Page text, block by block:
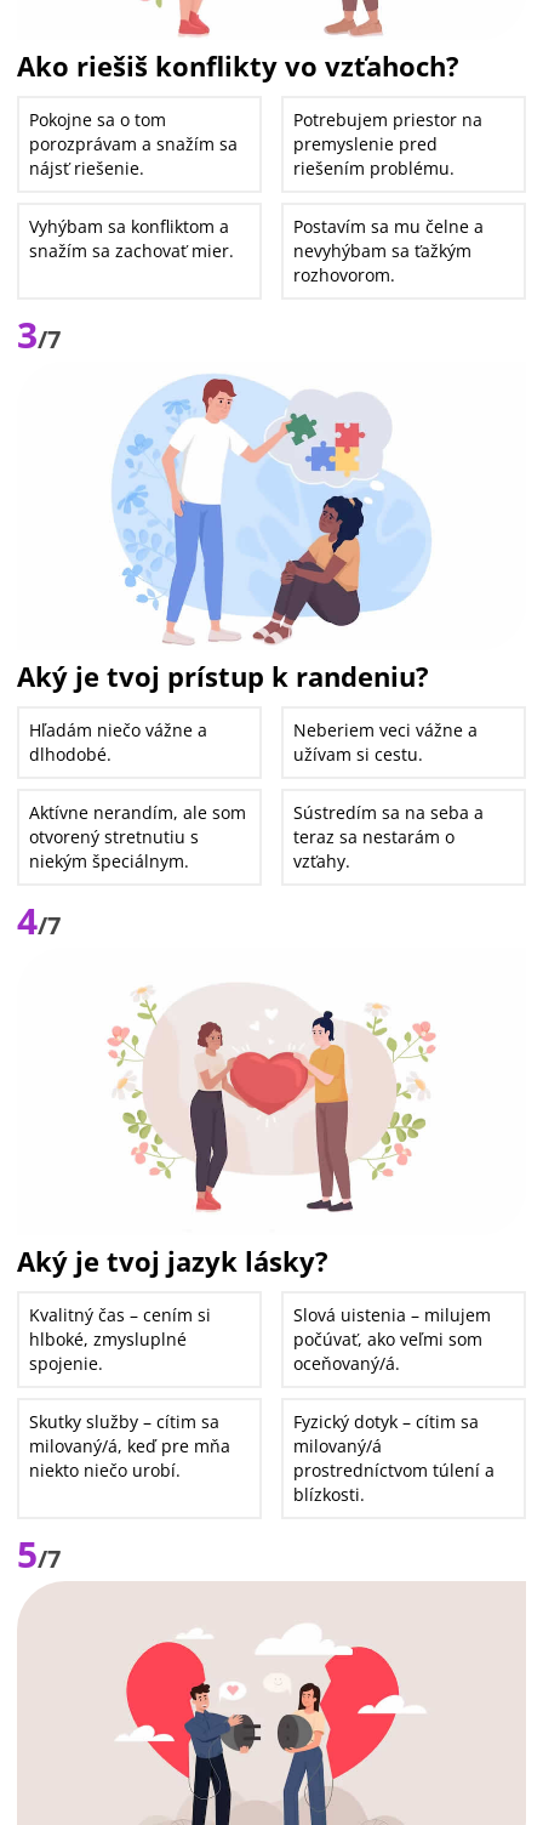
Ako riešiš konflikty vo vzťahoch?
Pokojne sa o tom
porozprávam a snažím sa
nájsť riešenie.
Potrebujem priestor na
premyslenie pred
riešením problému.
Vyhýbam sa konfliktom a
snažím sa zachovať mier.
Postavím sa mu čelne a
nevyhýbam sa ťažkým
rozhovorom.
3/7
Aký je tvoj prístup k randeniu?
Hľadám niečo vážne a
dlhodobé.
Neberiem veci vážne a
užívam si cestu.
Aktívne nerandím, ale som
otvorený stretnutiu s
niekým špeciálnym.
Sústredím sa na seba a
teraz sa nestarám o
vzťahy.
4/7
Aký je tvoj jazyk lásky?
Kvalitný čas – cením si
hlboké, zmysluplné
spojenie.
Slová uistenia – milujem
počúvať, ako veľmi som
oceňovaný/á.
Skutky služby – cítim sa
milovaný/á, keď pre mňa
niekto niečo urobí.
Fyzický dotyk – cítim sa
milovaný/á
prostredníctvom túlení a
blízkosti.
5/7